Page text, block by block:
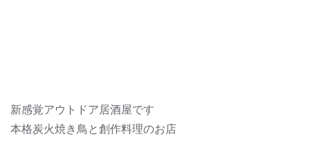
新感覚アウトドア居酒屋です
本格炭火焼き鳥と創作料理のお店